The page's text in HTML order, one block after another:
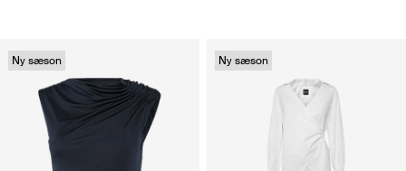
Ny sæson Ny sæson